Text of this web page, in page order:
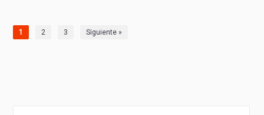
1 2 3 Siguiente »